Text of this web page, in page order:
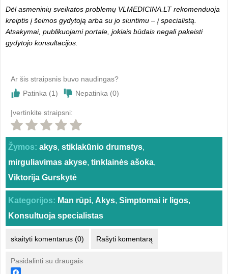
Dėl asmeninių sveikatos problemų VLMEDICINA.LT rekomenduoja
kreiptis į šeimos gydytoją arba su jo siuntimu – į specialistą.
Atsakymai, publikuojami portale, jokiais būdais negali pakeisti
gydytojo konsultacijos.
Ar šis straipsnis buvo naudingas?
Patinka (1) Nepatinka (0)
Įvertinkite straipsni:
Žymos: akys, stiklakūnio drumstys,
mirguliavimas akyse, tinklainės ašoka,
Viktorija Gurskytė
Kategorijos: Man rūpi, Akys, Simptomai ir ligos,
Konsultuoja specialistas
skaityti komentarus (0) Rašyti komentarą
Pasidalinti su draugais